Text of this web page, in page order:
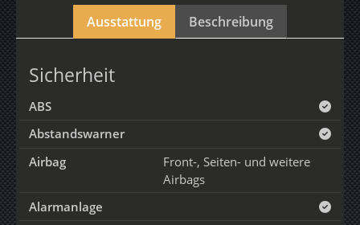
Ausstattung Beschreibung
Sicherheit
ABS
Abstandswarner
Airbag
Front-, Seiten- und weitere
Airbags
Alarmanlage